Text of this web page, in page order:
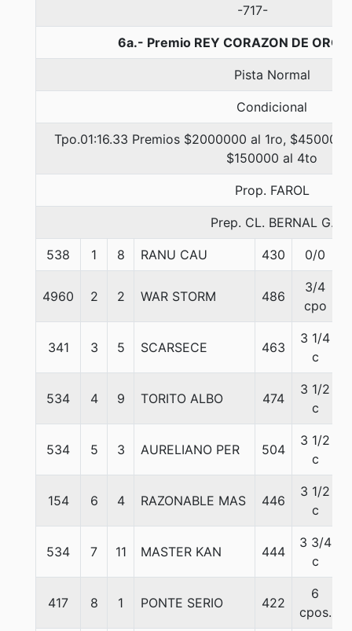
-717-
6a.- Premio REY CORAZON DE
Pista Normal
Condicional
Tpo.01:16.33 Premios $2000000 al 1ro,
$150000 al 4to
Prop. FAROL
Prep. CL. BERNAL G.
538 1 8 RANU CAU 430 0/0
4960 2 2 WAR STORM 486
3/4
cpo
341 3 5 SCARSECE 463
3 1/4
c
534 4 9 TORITO ALBO 474
3 1/2
c
534 5 3 AURELIANO PER 504
3 1/2
c
154 6 4 RAZONABLE MAS 446
3 1/2
c
534 7 11 MASTER KAN 444
3 3/4
c
417 8 1 PONTE SERIO 422
6
cpos.